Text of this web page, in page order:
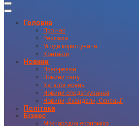
Головна
Про нас
Реклама
Угода користувача
Контакти
Новини
Прес-релізи
Новини світу
Каталог новин
Новини оподаткування
Новини, Скандали, Сенсації
Політика
Бізнес
Міжнародна економіка